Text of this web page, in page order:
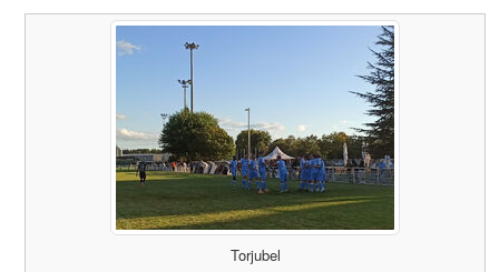
Torjubel